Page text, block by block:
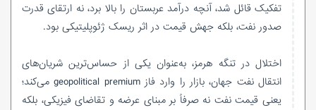
تفکیک قائل شد، آنچه درآمد عربستان را بالا برد، نه ارتقای قدرت
صدور نفت، بلکه جهش قیمت در اثر ریسک ژئوپلیتیکی بود.
اختلال در تنگه هرمز، به‌عنوان یکی از حساس‌ترین شریان‌های
انتقال نفت جهان، بازار را وارد فاز geopolitical premium می‌کند؛
یعنی قیمت نفت نه صرفاً بر مبنای عرضه و تقاضای فیزیکی، بلکه